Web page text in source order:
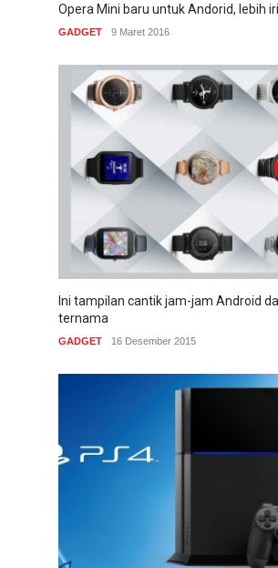
Opera Mini baru untuk Andorid, lebih
GADGET 9 Maret 2016
Ini tampilan cantik jam-jam Android
ternama
GADGET 16 Desember 2015